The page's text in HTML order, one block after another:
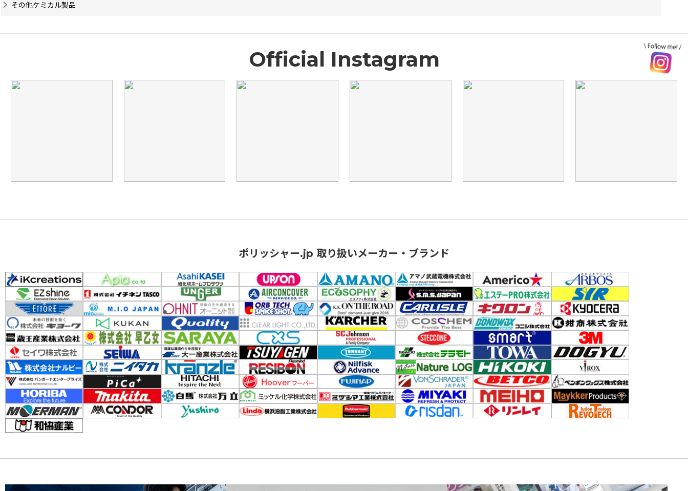
その他ケミカル製品
Official Instagram
ポリッシャー.jp 取り扱いメーカー・ブランド